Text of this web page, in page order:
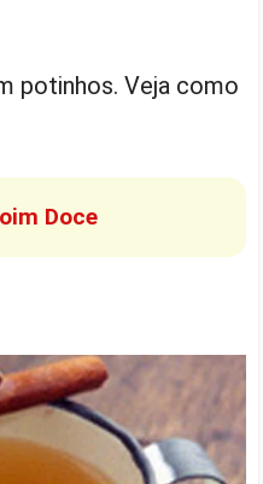
potinhos. Veja como
Doce